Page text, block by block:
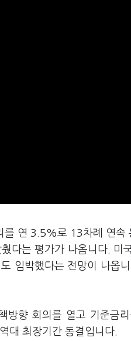
연 3.5%로 13차례 연속
다는 평가가 나옵니다. 미
임박했다는 전망이 나옵
방향 회의를 열고 기준금
대 최장기간 동결입니다.